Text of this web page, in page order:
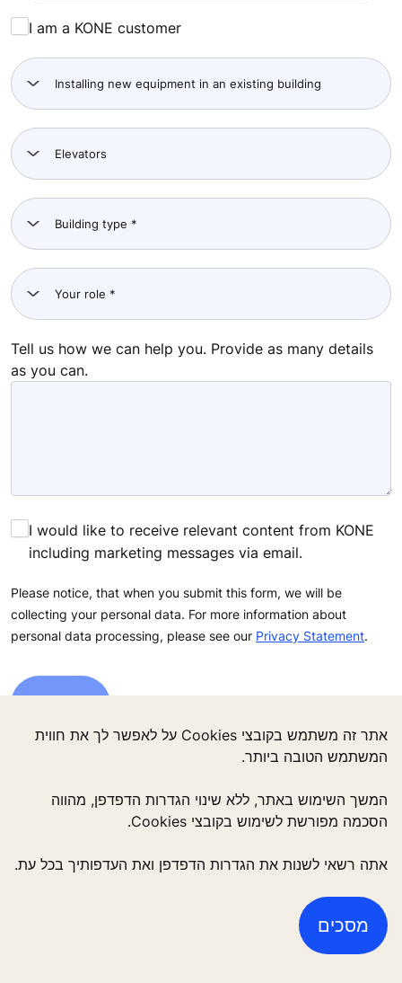
I am a KONE customer
Tell us how we can help you. Provide as many details
as you can.
I would like to receive relevant content from KONE
including marketing messages via email.
Please notice, that when you submit this form, we will be
collecting your personal data. For more information about
personal data processing, please see our Privacy Statement.
אתר זה משתמש בקובצי Cookies על לאפשר לך את חווית
המשתמש הטובה ביותר.
המשך השימוש באתר, ללא שינוי הגדרות הדפדפן, מהווה
הסכמה מפורשת לשימוש בקובצי Cookies.
אתה רשאי לשנות את הגדרות הדפדפן ואת העדפותיך בכל עת.
מסכים
Quick Links